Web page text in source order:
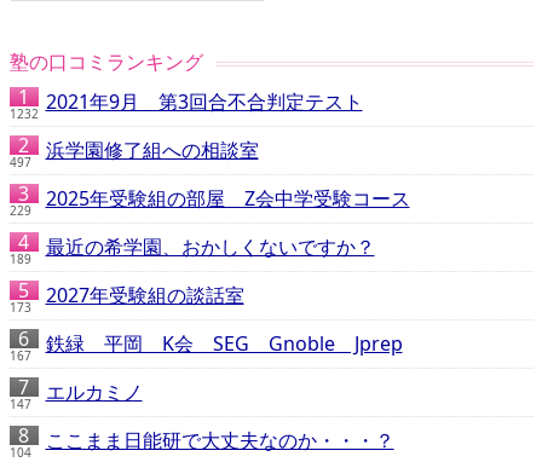
塾の口コミランキング
1232 2021年9月 第3回合不合判定テスト
497 浜学園修了組への相談室
229 2025年受験組の部屋 Z会中学受験コース
189 最近の希学園、おかしくないですか？
173 2027年受験組の談話室
167 鉄緑 平岡 K会 SEG Gnoble Jprep
147 エルカミノ
104 ここまま日能研で大丈夫なのか・・・？